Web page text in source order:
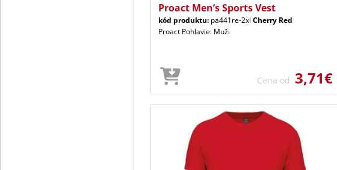
Proact Men’s Sports Vest
kód produktu: pa441re-2xl Cherry Red
Proact Pohlavie: Muži
Cena od 3,71€